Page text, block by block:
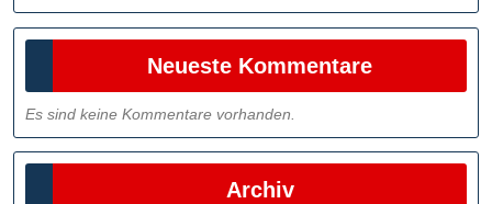
Neueste Kommentare
Es sind keine Kommentare vorhanden.
Archiv